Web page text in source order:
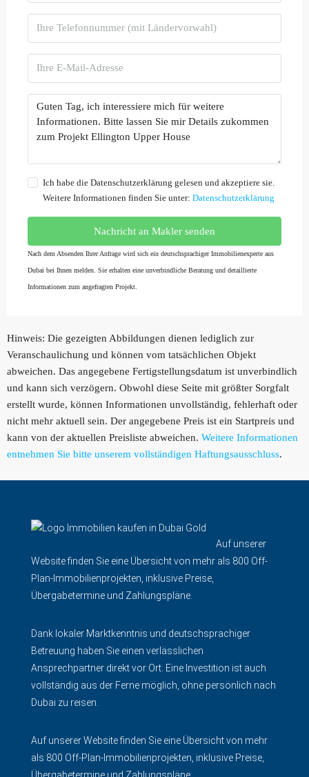
Ich habe die Datenschutzerklärung gelesen und akzeptiere sie.
Weitere Informationen finden Sie unter: Datenschutzerklärung
Nachricht an Makler senden
Nach dem Absenden Ihrer Anfrage wird sich ein deutschsprachiger Immobilienexperte aus
Dubai bei Ihnen melden. Sie erhalten eine unverbindliche Beratung und detaillierte
Informationen zum angefragten Projekt.
Hinweis: Die gezeigten Abbildungen dienen lediglich zur
Veranschaulichung und können vom tatsächlichen Objekt
abweichen. Das angegebene Fertigstellungsdatum ist unverbindlich
und kann sich verzögern. Obwohl diese Seite mit größter Sorgfalt
erstellt wurde, können Informationen unvollständig, fehlerhaft oder
nicht mehr aktuell sein. Der angegebene Preis ist ein Startpreis und
kann von der aktuellen Preisliste abweichen. Weitere Informationen
entnehmen Sie bitte unserem vollständigen Haftungsausschluss.
Auf unserer
Website finden Sie eine Übersicht von mehr als 800 Off-
Plan-Immobilienprojekten, inklusive Preise,
Übergabetermine und Zahlungspläne.
Dank lokaler Marktkenntnis und deutschsprachiger
Betreuung haben Sie einen verlässlichen
Ansprechpartner direkt vor Ort. Eine Investition ist auch
vollständig aus der Ferne möglich, ohne persönlich nach
Dubai zu reisen.
Auf unserer Website finden Sie eine Übersicht von mehr
als 800 Off-Plan-Immobilienprojekten, inklusive Preise,
Übergabetermine und Zahlungspläne.